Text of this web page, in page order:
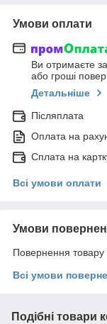
Умови оплати
Ви отримаєте
або гроші
Детальніше
Післяплата
Оплата на
Сплата на
Всі умови оплати
Умови
Повернення товару
Всі умови
Подібні товари